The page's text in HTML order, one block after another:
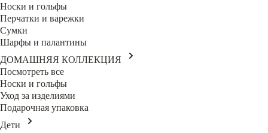
Носки и гольфы
Перчатки и варежки
Сумки
Шарфы и палантины
ДОМАШНЯЯ КОЛЛЕКЦИЯ
Посмотреть все
Носки и гольфы
Уход за изделиями
Подарочная упаковка
Дети